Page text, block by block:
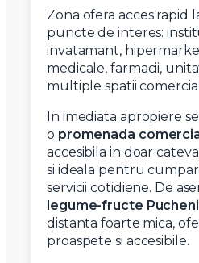
Zona ofera acces rapid
puncte de interes:
invatamant,
medicale, farmacii,
multiple spatii
In imediata apropiere
o promenada
accesibila in doar
si ideala pentru
servicii cotidiene. De
legume-fructe Pucheni
distanta foarte mica,
proaspete si accesibile.